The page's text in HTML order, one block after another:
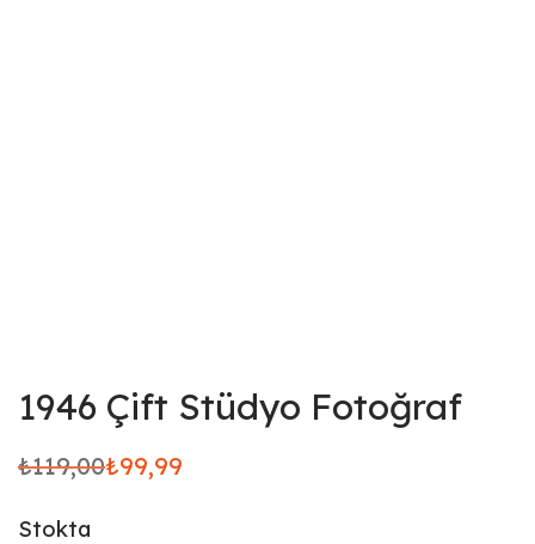
1946 Çift Stüdyo Fotoğraf
₺119,00
Orijinal
₺119,00.
₺99,99
Şu
fiyat:
Stokta